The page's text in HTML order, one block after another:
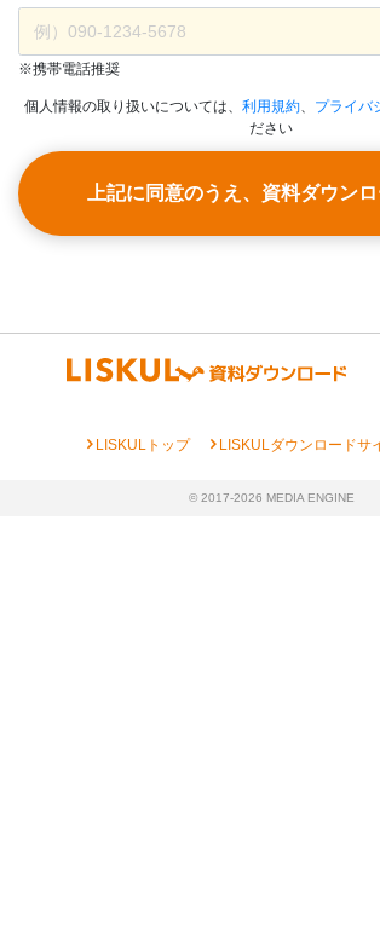
※携帯電話推奨
個人情報の取り扱いについては、 利用規約、 プライバ
ださい
上記に同意のうえ、資料ダウン
chevron_rightLISKULトップ chevron_rightLISKULダウンロードサ
© 2017-2026 MEDIA ENGINE